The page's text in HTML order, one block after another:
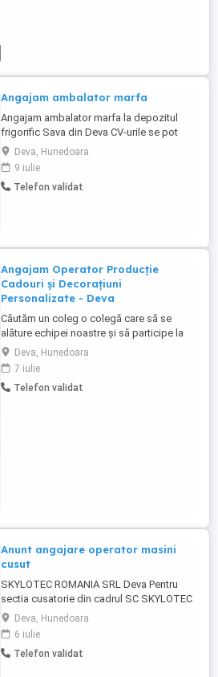
Angajam ambalator marfa
Angajam ambalator marfa la depozitul
frigorific Sava din Deva CV-urile se pot
trimite pe e-mail sau se pot depune la
sediul firmei
Deva, Hunedoara
9 iulie
Telefon validat
Angajam Operator Producție
Cadouri și Decorațiuni
Personalizate - Deva
Căutăm un coleg o colegă care să se
alăture echipei noastre și să participe la
realizarea produselor personalizate din
atelierul nostru localizat in Deva, jud.
Hunedoara. Activitatea îmbină lucrul pe
calculator cu realizarea efectivă a
Deva, Hunedoara
7 iulie
Telefon validat
Anunt angajare operator masini
cusut
SKYLOTEC ROMANIA SRL Deva Pentru
sectia cusatorie din cadrul SC SKYLOTEC
ROMANIA SRL, unde realizam articole
pentru alpinism si echipamente de lucru la
inaltime cautam sa angajam : Cusatoare
pentru confecționarea articolelor de
Deva, Hunedoara
6 iulie
Telefon validat